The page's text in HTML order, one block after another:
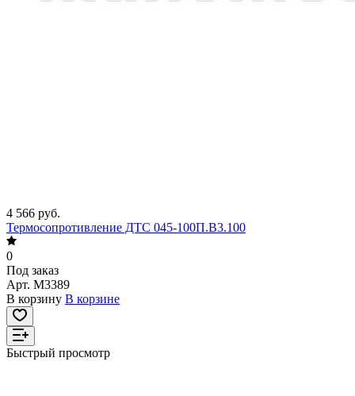
4 566 руб.
Термосопротивление ДТС 045-100П.В3.100
0
Под заказ
Арт. M3389
В корзину В корзине
Быстрый просмотр